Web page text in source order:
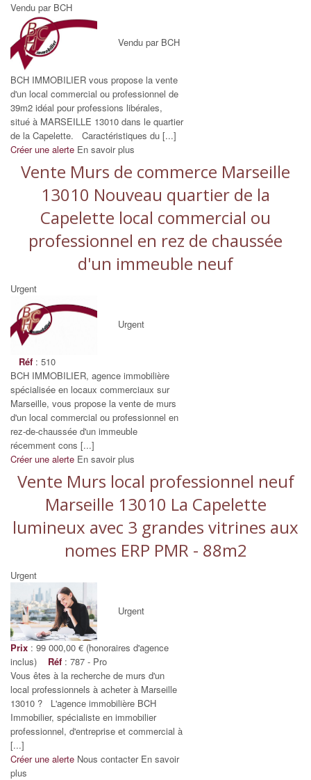
Vendu par BCH
Vendu par BCH
BCH IMMOBILIER vous propose la vente
d'un local commercial ou professionnel de
39m2 idéal pour professions libérales,
situé à MARSEILLE 13010 dans le quartier
de la Capelette. Caractéristiques du [...]
Créer une alerte En savoir plus
Vente Murs de commerce Marseille
13010 Nouveau quartier de la
Capelette local commercial ou
professionnel en rez de chaussée
d'un immeuble neuf
Urgent
Urgent
Réf : 510
BCH IMMOBILIER, agence immobilière
spécialisée en locaux commerciaux sur
Marseille, vous propose la vente de murs
d'un local commercial ou professionnel en
rez-de-chaussée d'un immeuble
récemment cons [...]
Créer une alerte En savoir plus
Vente Murs local professionnel neuf
Marseille 13010 La Capelette
lumineux avec 3 grandes vitrines aux
nomes ERP PMR - 88m2
Urgent
Urgent
Prix : 99 000,00 € (honoraires d'agence
inclus) Réf : 787 - Pro
Vous êtes à la recherche de murs d'un
local professionnels à acheter à Marseille
13010 ? L'agence immobilière BCH
Immobilier, spécialiste en immobilier
professionnel, d'entreprise et commercial à
[...]
Créer une alerte Nous contacter En savoir
plus